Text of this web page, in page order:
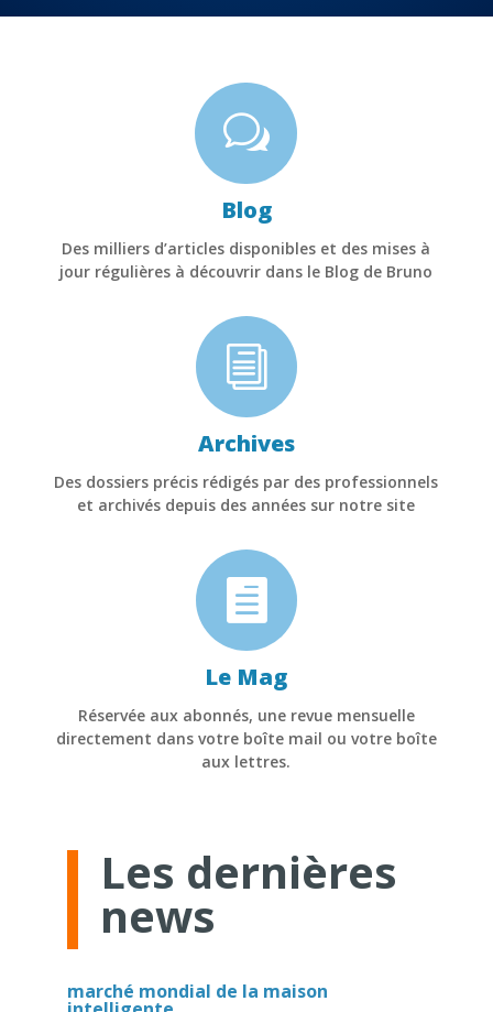
w
Blog
Des milliers d’articles disponibles et des mises à
jour régulières à découvrir dans le Blog de Bruno
i
Archives
Des dossiers précis rédigés par des professionnels
et archivés depuis des années sur notre site

Le Mag
Réservée aux abonnés, une revue mensuelle
directement dans votre boîte mail ou votre boîte
aux lettres.
Les dernières
news
marché mondial de la maison